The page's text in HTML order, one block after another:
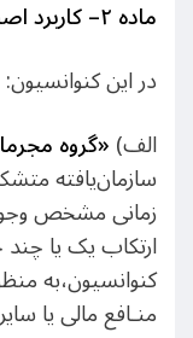
ماده ٢ –کاربرد
در این کنوانسیون:
الف)«گروه
سازمان‌یافته
زمانی مشخص
ارتکاب یک یا
کنوانسیون،به
منـافع مالی یا